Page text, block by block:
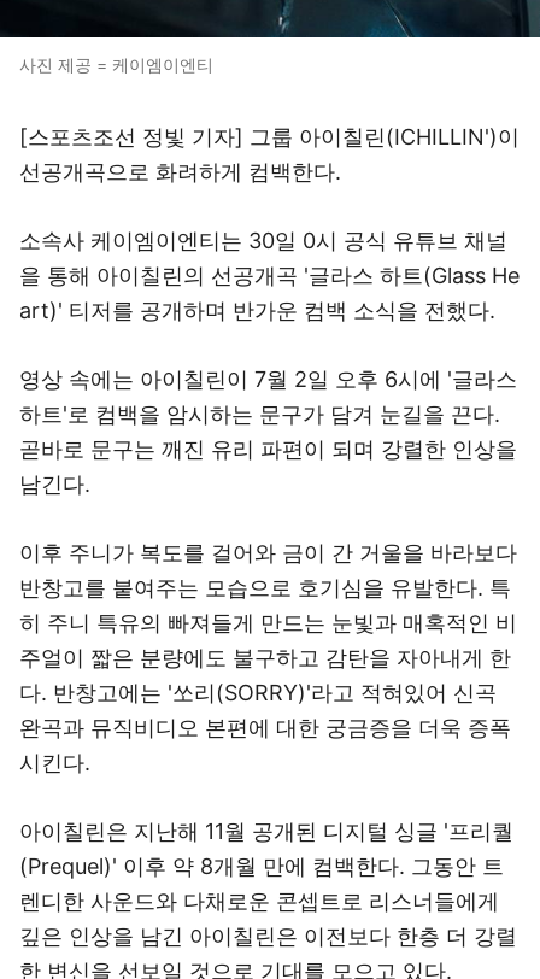
사진 제공 = 케이엠이엔티
[스포츠조선 정빛 기자] 그룹 아이칠린(ICHILLIN')이
선공개곡으로 화려하게 컴백한다.
소속사 케이엠이엔티는 30일 0시 공식 유튜브 채널
을 통해 아이칠린의 선공개곡 '글라스 하트(Glass He
art)' 티저를 공개하며 반가운 컴백 소식을 전했다.
영상 속에는 아이칠린이 7월 2일 오후 6시에 '글라스
하트'로 컴백을 암시하는 문구가 담겨 눈길을 끈다.
곧바로 문구는 깨진 유리 파편이 되며 강렬한 인상을
남긴다.
이후 주니가 복도를 걸어와 금이 간 거울을 바라보다
반창고를 붙여주는 모습으로 호기심을 유발한다. 특
히 주니 특유의 빠져들게 만드는 눈빛과 매혹적인 비
주얼이 짧은 분량에도 불구하고 감탄을 자아내게 한
다. 반창고에는 '쏘리(SORRY)'라고 적혀있어 신곡
완곡과 뮤직비디오 본편에 대한 궁금증을 더욱 증폭
시킨다.
아이칠린은 지난해 11월 공개된 디지털 싱글 '프리퀄
(Prequel)' 이후 약 8개월 만에 컴백한다. 그동안 트
렌디한 사운드와 다채로운 콘셉트로 리스너들에게
깊은 인상을 남긴 아이칠린은 이전보다 한층 더 강렬
한 변신을 선보일 것으로 기대를 모으고 있다.